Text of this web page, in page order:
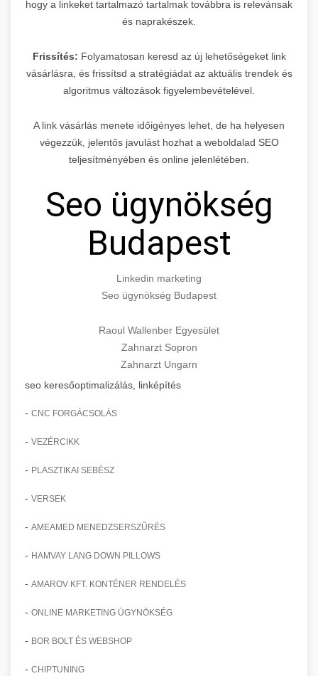
hogy a linkeket tartalmazó tartalmak továbbra is relevánsak
és naprakészek.
Frissítés: Folyamatosan keresd az új lehetőségeket link
vásárlásra, és frissítsd a stratégiádat az aktuális trendek és
algoritmus változások figyelembevételével.
A link vásárlás menete időigényes lehet, de ha helyesen
végezzük, jelentős javulást hozhat a weboldalad SEO
teljesítményében és online jelenlétében.
Seo ügynökség
Budapest
Linkedin marketing
Seo ügynökség Budapest
Raoul Wallenber Egyesület
Zahnarzt Sopron
Zahnarzt Ungarn
seo keresőoptimalizálás, linképítés
- CNC FORGÁCSOLÁS
- VEZÉRCIKK
- PLASZTIKAI SEBÉSZ
- VERSEK
- AMEAMED MENEDZSERSZŰRÉS
- HAMVAY LANG DOWN PILLOWS
- AMAROV KFT. KONTÉNER RENDELÉS
- ONLINE MARKETING ÜGYNÖKSÉG
- BOR BOLT ÉS WEBSHOP
- CHIPTUNING